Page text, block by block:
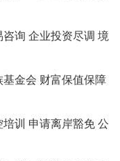
咨询 企业投资尽调 境
基金会 财富保值保障
训 申请离岸豁免 公